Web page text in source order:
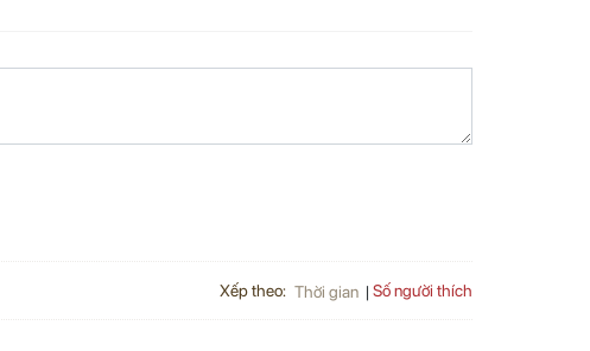
Xếp theo: Thời gian Số người thích